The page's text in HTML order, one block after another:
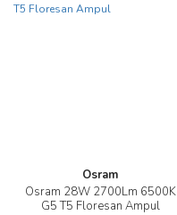
Osram
Osram 28W 2700Lm 6500K
G5 T5 Floresan Ampul